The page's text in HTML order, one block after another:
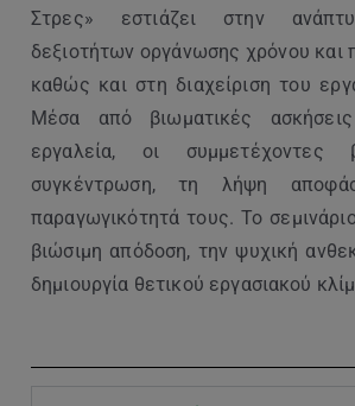
Στρες» εστιάζει στην
δεξιοτήτων οργάνωσης χρόνου και
καθώς και στη διαχείριση του
Μέσα από βιωματικές
εργαλεία, οι συμμετέχοντες
συγκέντρωση, τη λήψη
παραγωγικότητά τους. Το
βιώσιμη απόδοση, την ψυχική
δημιουργία θετικού εργασιακού